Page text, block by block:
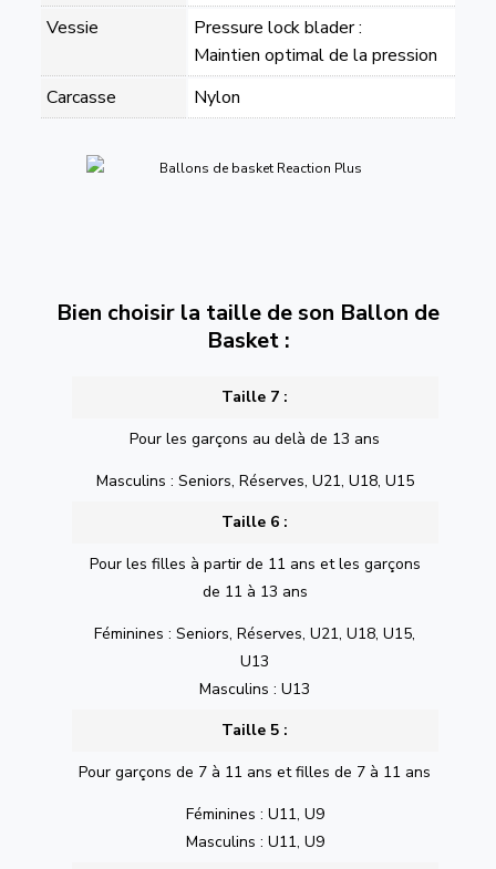
Vessie
Pressure lock blader :
Maintien optimal de la pression
Carcasse
Nylon
Bien choisir la taille de son Ballon de
Basket :
Taille 7 :
Pour les garçons au delà de 13 ans
Masculins : Seniors, Réserves, U21, U18, U15
Taille 6 :
Pour les filles à partir de 11 ans et les garçons
de 11 à 13 ans
Féminines : Seniors, Réserves, U21, U18, U15,
U13
Masculins : U13
Taille 5 :
Pour garçons de 7 à 11 ans et filles de 7 à 11 ans
Féminines : U11, U9
Masculins : U11, U9